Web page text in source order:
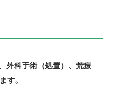
外科手術（処置）、荒療
す。